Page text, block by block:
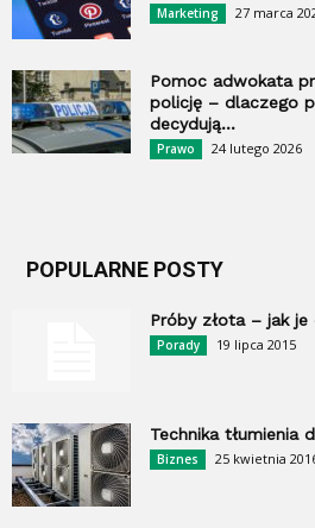
Marketing 27 marca
Pomoc adwokata
policję – dlaczego
decydują...
Prawo 24 lutego 2026
POPULARNE POSTY
Próby złota – jak
Porady 19 lipca 2015
Technika tłumienia
Biznes 25 kwietnia